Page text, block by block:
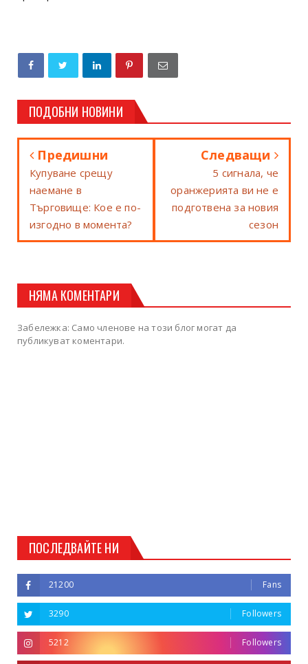
ПОДОБНИ НОВИНИ
Предишни
Купуване срещу
наемане в
Търговище: Кое е по-
изгодно в момента?
Следващи
5 сигнала, че
оранжерията ви не е
подготвена за новия
сезон
НЯМА КОМЕНТАРИ
Забележка: Само членове на този блог могат да
публикуват коментари.
ПОСЛЕДВАЙТЕ НИ
21200 Fans
3290 Followers
5212 Followers